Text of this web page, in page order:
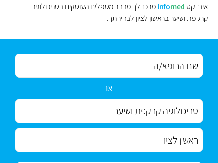
אינדקס
Infomed
מרכז לך מבחר מטפלים העוסקים בטריכולוגיה
קרקפת ושיער בראשון לציון לבחירתך.
או